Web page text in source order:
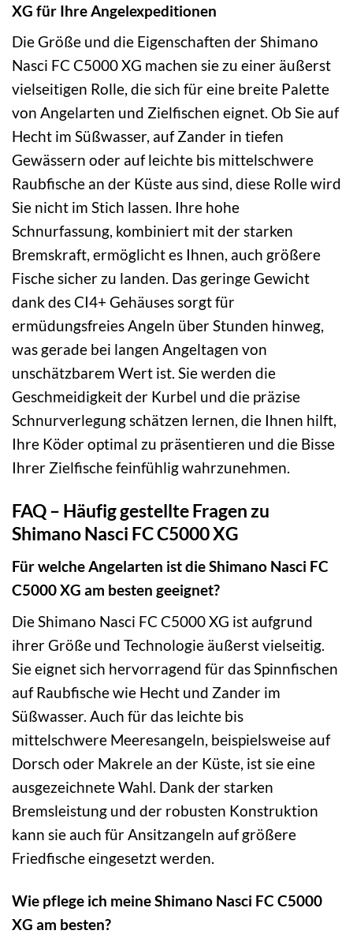
XG für Ihre Angelexpeditionen
Die Größe und die Eigenschaften der Shimano
Nasci FC C5000 XG machen sie zu einer äußerst
vielseitigen Rolle, die sich für eine breite Palette
von Angelarten und Zielfischen eignet. Ob Sie auf
Hecht im Süßwasser, auf Zander in tiefen
Gewässern oder auf leichte bis mittelschwere
Raubfische an der Küste aus sind, diese Rolle wird
Sie nicht im Stich lassen. Ihre hohe
Schnurfassung, kombiniert mit der starken
Bremskraft, ermöglicht es Ihnen, auch größere
Fische sicher zu landen. Das geringe Gewicht
dank des CI4+ Gehäuses sorgt für
ermüdungsfreies Angeln über Stunden hinweg,
was gerade bei langen Angeltagen von
unschätzbarem Wert ist. Sie werden die
Geschmeidigkeit der Kurbel und die präzise
Schnurverlegung schätzen lernen, die Ihnen hilft,
Ihre Köder optimal zu präsentieren und die Bisse
Ihrer Zielfische feinfühlig wahrzunehmen.
FAQ – Häufig gestellte Fragen zu
Shimano Nasci FC C5000 XG
Für welche Angelarten ist die Shimano Nasci FC
C5000 XG am besten geeignet?
Die Shimano Nasci FC C5000 XG ist aufgrund
ihrer Größe und Technologie äußerst vielseitig.
Sie eignet sich hervorragend für das Spinnfischen
auf Raubfische wie Hecht und Zander im
Süßwasser. Auch für das leichte bis
mittelschwere Meeresangeln, beispielsweise auf
Dorsch oder Makrele an der Küste, ist sie eine
ausgezeichnete Wahl. Dank der starken
Bremsleistung und der robusten Konstruktion
kann sie auch für Ansitzangeln auf größere
Friedfische eingesetzt werden.
Wie pflege ich meine Shimano Nasci FC C5000
XG am besten?